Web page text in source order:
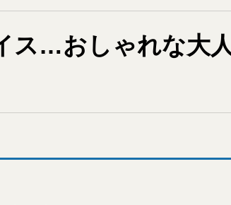
ス…おしゃれな大